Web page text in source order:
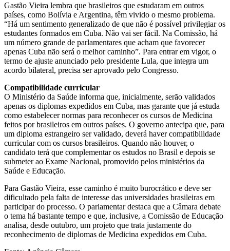
Gastão Vieira lembra que brasileiros que estudaram em outros
países, como Bolívia e Argentina, têm vivido o mesmo problema.
“Há um sentimento generalizado de que não é possível privilegiar os
estudantes formados em Cuba. Não vai ser fácil. Na Comissão, há
um número grande de parlamentares que acham que favorecer
apenas Cuba não será o melhor caminho”. Para entrar em vigor, o
termo de ajuste anunciado pelo presidente Lula, que integra um
acordo bilateral, precisa ser aprovado pelo Congresso.
Compatibilidade curricular
O Ministério da Saúde informa que, inicialmente, serão validados
apenas os diplomas expedidos em Cuba, mas garante que já estuda
como estabelecer normas para reconhecer os cursos de Medicina
feitos por brasileiros em outros países. O governo antecipa que, para
um diploma estrangeiro ser validado, deverá haver compatibilidade
curricular com os cursos brasileiros. Quando não houver, o
candidato terá que complementar os estudos no Brasil e depois se
submeter ao Exame Nacional, promovido pelos ministérios da
Saúde e Educação.
Para Gastão Vieira, esse caminho é muito burocrático e deve ser
dificultado pela falta de interesse das universidades brasileiras em
participar do processo. O parlamentar destaca que a Câmara debate
o tema há bastante tempo e que, inclusive, a Comissão de Educação
analisa, desde outubro, um projeto que trata justamente do
reconhecimento de diplomas de Medicina expedidos em Cuba.